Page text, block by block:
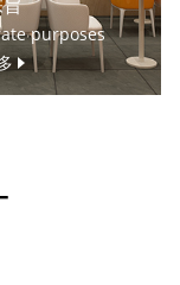
purposes